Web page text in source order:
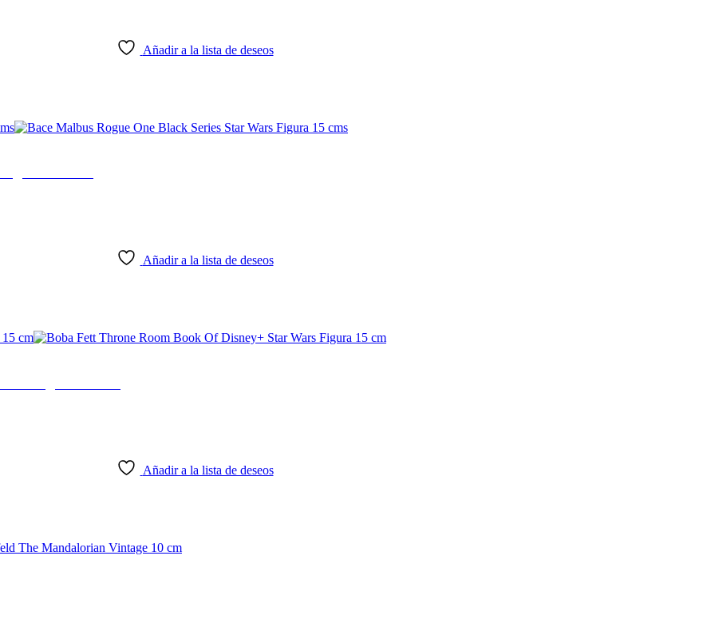
Añadir a la lista de deseos
Añadir a la lista de deseos
Añadir a la lista de deseos